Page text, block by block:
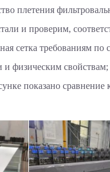
плетения
и проверим,
сетка требованиям по
и физическим свойствам;
показано сравнение